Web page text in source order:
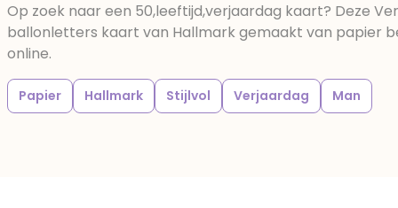
Op zoek naar een 50,leeftijd,verjaardag kaart? Deze
ballonletters kaart van Hallmark gemaakt van papier
online.
Papier Hallmark Stijlvol Verjaardag Man